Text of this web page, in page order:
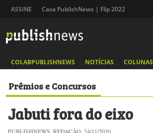
ASSINE Casa PublishNews | Flip 2022
COLABPUBLISHNEWS NOTÍCIAS COLUNAS
Prêmios e Concursos
Jabuti fora do eixo
PUBLISHNEWS, REDAÇÃO, 24/11/2020